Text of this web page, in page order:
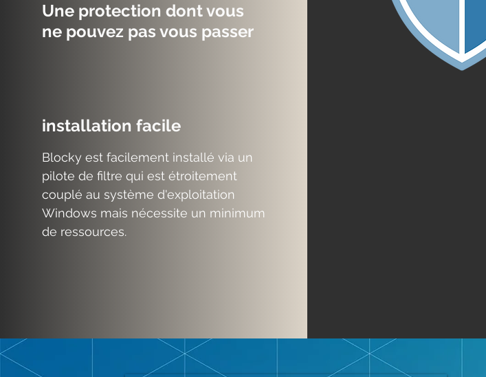
Une protection dont vous
ne pouvez pas vous passer
installation facile
Blocky est facilement installé via un
pilote de filtre qui est étroitement
couplé au système d'exploitation
Windows mais nécessite un minimum
de ressources.